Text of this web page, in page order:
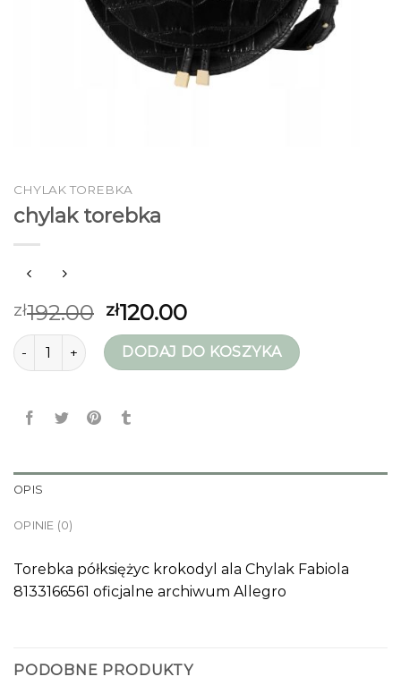
CHYLAK TOREBKA
chylak torebka
zł192.00 zł120.00
ilość chylak torebkaDODAJ DO KOSZYKA
OPIS
OPINIE (0)
Torebka półksiężyc krokodyl ala Chylak Fabiola
8133166561 oficjalne archiwum Allegro
PODOBNE PRODUKTY